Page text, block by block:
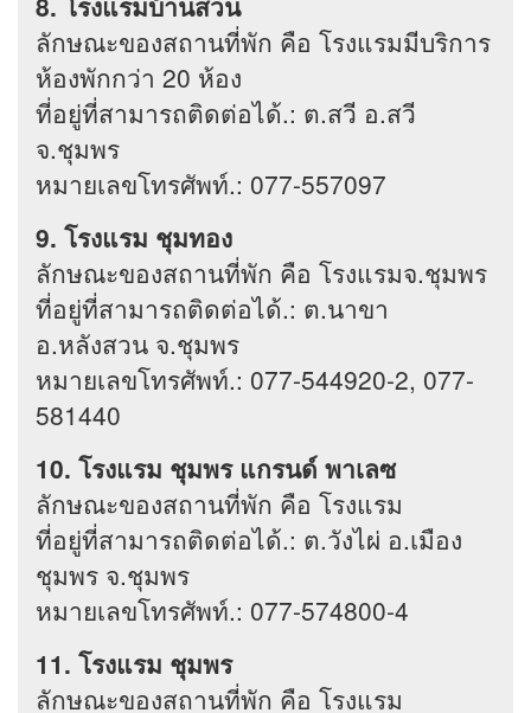
ลักษณะของสถานที่พัก คือ โรงแรมมีบริการ
ห้องพักกว่า 20 ห้อง
ที่อยู่ที่สามารถติดต่อได้.: ต.สวี อ.สวี
จ.ชุมพร
หมายเลขโทรศัพท์.: 077-557097
9. โรงแรม ชุมทอง
ลักษณะของสถานที่พัก คือ โรงแรมจ.ชุมพร
ที่อยู่ที่สามารถติดต่อได้.: ต.นาขา
อ.หลังสวน จ.ชุมพร
หมายเลขโทรศัพท์.: 077-544920-2, 077-
581440
10. โรงแรม ชุมพร แกรนด์ พาเลซ
ลักษณะของสถานที่พัก คือ โรงแรม
ที่อยู่ที่สามารถติดต่อได้.: ต.วังไผ่ อ.เมือง
ชุมพร จ.ชุมพร
หมายเลขโทรศัพท์.: 077-574800-4
11. โรงแรม ชุมพร
ลักษณะของสถานที่พัก คือ โรงแรม